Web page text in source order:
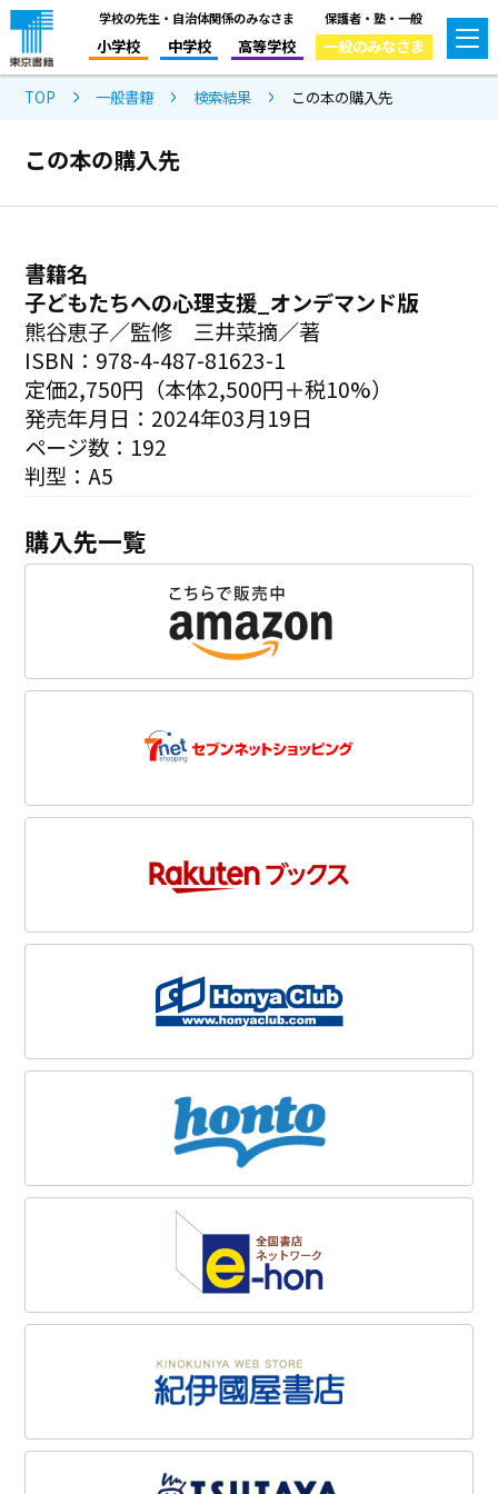
学校の先生・自治体関係のみなさま
小学校 中学校 高等学校
保護者・塾・一般
一般のみなさま
TOP 一般書籍 検索結果 この本の購入先
この本の購入先
書籍名
子どもたちへの心理支援_オンデマンド版
熊谷恵子／監修 三井菜摘／著
ISBN：978-4-487-81623-1
定価2,750円（本体2,500円＋税10%）
発売年月日：2024年03月19日
ページ数：192
判型：A5
購入先一覧